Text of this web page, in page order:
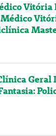
Vitória
Geral